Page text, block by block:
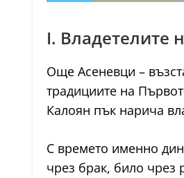
I. Владетелите
Още Асеневци –
традициите на
Калоян пък нарича
С времето именно
чрез брак, било чрез